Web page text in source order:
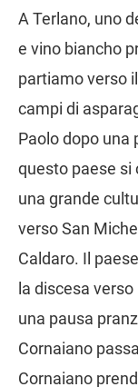
A Terlano, uno
e vino biancho
partiamo verso
campi di
Paolo dopo una
questo paese si
una grande
verso San
Caldaro. Il
la discesa
una pausa
Cornaiano
Cornaiano